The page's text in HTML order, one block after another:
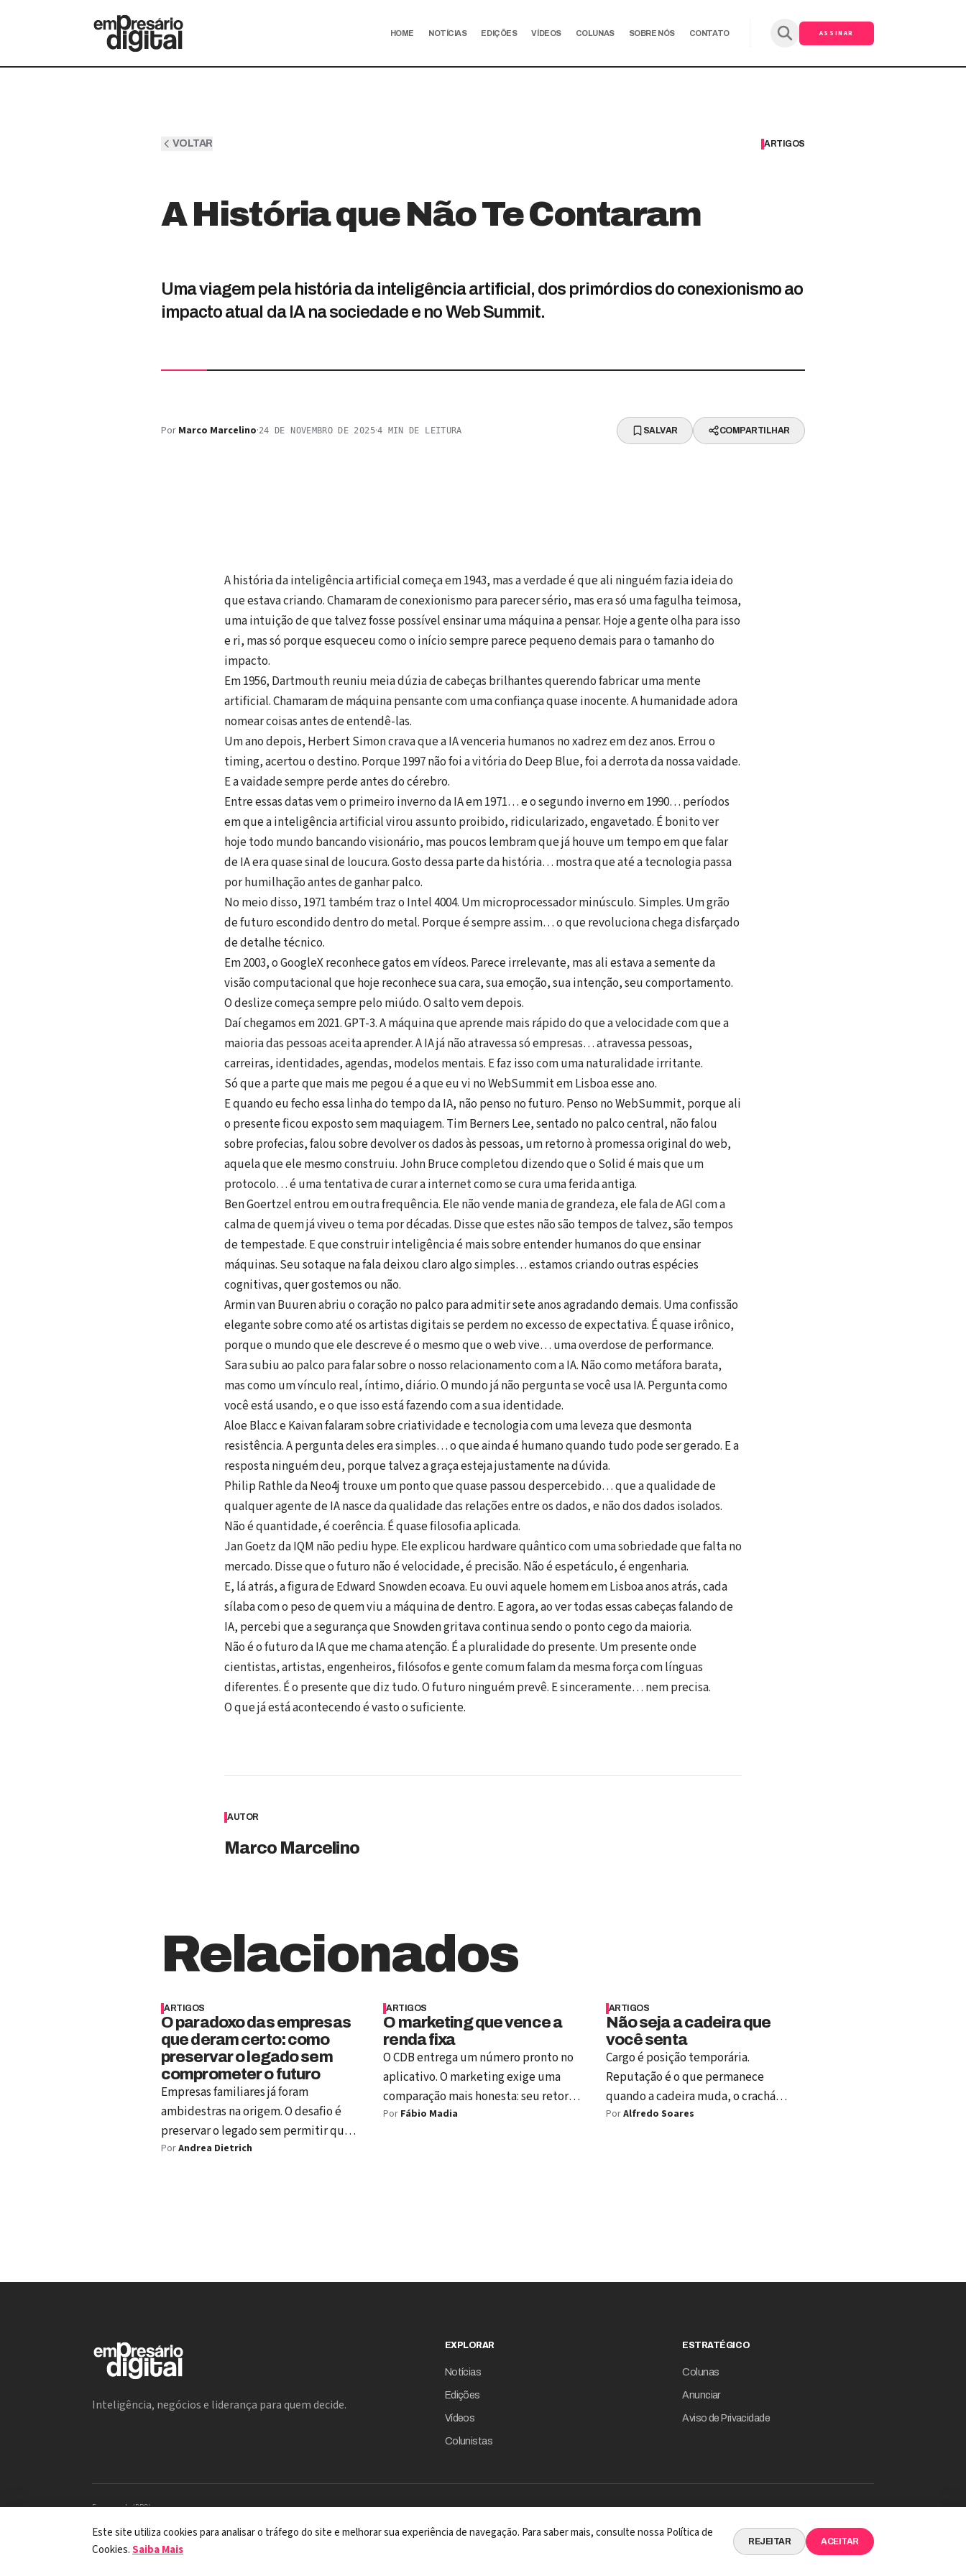
HOME NOTÍCIAS EDIÇÕES VÍDEOS COLUNAS SOBRE NÓS CONTATO ASSINAR
VOLTAR ARTIGOS
A História que Não Te Contaram
Uma viagem pela história da inteligência artificial, dos primórdios do conexionismo ao
impacto atual da IA na sociedade e no Web Summit.
Por Marco Marcelino·24 DE NOVEMBRO DE 2025·4 MIN DE LEITURA SALVAR COMPARTILHAR
A história da inteligência artificial começa em 1943, mas a verdade é que ali ninguém fazia ideia do
que estava criando. Chamaram de conexionismo para parecer sério, mas era só uma fagulha teimosa,
uma intuição de que talvez fosse possível ensinar uma máquina a pensar. Hoje a gente olha para isso
e ri, mas só porque esqueceu como o início sempre parece pequeno demais para o tamanho do
impacto.
Em 1956, Dartmouth reuniu meia dúzia de cabeças brilhantes querendo fabricar uma mente
artificial. Chamaram de máquina pensante com uma confiança quase inocente. A humanidade adora
nomear coisas antes de entendê-las.
Um ano depois, Herbert Simon crava que a IA venceria humanos no xadrez em dez anos. Errou o
timing, acertou o destino. Porque 1997 não foi a vitória do Deep Blue, foi a derrota da nossa vaidade.
E a vaidade sempre perde antes do cérebro.
Entre essas datas vem o primeiro inverno da IA em 1971… e o segundo inverno em 1990… períodos
em que a inteligência artificial virou assunto proibido, ridicularizado, engavetado. É bonito ver
hoje todo mundo bancando visionário, mas poucos lembram que já houve um tempo em que falar
de IA era quase sinal de loucura. Gosto dessa parte da história… mostra que até a tecnologia passa
por humilhação antes de ganhar palco.
No meio disso, 1971 também traz o Intel 4004. Um microprocessador minúsculo. Simples. Um grão
de futuro escondido dentro do metal. Porque é sempre assim… o que revoluciona chega disfarçado
de detalhe técnico.
Em 2003, o GoogleX reconhece gatos em vídeos. Parece irrelevante, mas ali estava a semente da
visão computacional que hoje reconhece sua cara, sua emoção, sua intenção, seu comportamento.
O deslize começa sempre pelo miúdo. O salto vem depois.
Daí chegamos em 2021. GPT-3. A máquina que aprende mais rápido do que a velocidade com que a
maioria das pessoas aceita aprender. A IA já não atravessa só empresas… atravessa pessoas,
carreiras, identidades, agendas, modelos mentais. E faz isso com uma naturalidade irritante.
Só que a parte que mais me pegou é a que eu vi no WebSummit em Lisboa esse ano.
E quando eu fecho essa linha do tempo da IA, não penso no futuro. Penso no WebSummit, porque ali
o presente ficou exposto sem maquiagem. Tim Berners Lee, sentado no palco central, não falou
sobre profecias, falou sobre devolver os dados às pessoas, um retorno à promessa original do web,
aquela que ele mesmo construiu. John Bruce completou dizendo que o Solid é mais que um
protocolo… é uma tentativa de curar a internet como se cura uma ferida antiga.
Ben Goertzel entrou em outra frequência. Ele não vende mania de grandeza, ele fala de AGI com a
calma de quem já viveu o tema por décadas. Disse que estes não são tempos de talvez, são tempos
de tempestade. E que construir inteligência é mais sobre entender humanos do que ensinar
máquinas. Seu sotaque na fala deixou claro algo simples… estamos criando outras espécies
cognitivas, quer gostemos ou não.
Armin van Buuren abriu o coração no palco para admitir sete anos agradando demais. Uma confissão
elegante sobre como até os artistas digitais se perdem no excesso de expectativa. É quase irônico,
porque o mundo que ele descreve é o mesmo que o web vive… uma overdose de performance.
Sara subiu ao palco para falar sobre o nosso relacionamento com a IA. Não como metáfora barata,
mas como um vínculo real, íntimo, diário. O mundo já não pergunta se você usa IA. Pergunta como
você está usando, e o que isso está fazendo com a sua identidade.
Aloe Blacc e Kaivan falaram sobre criatividade e tecnologia com uma leveza que desmonta
resistência. A pergunta deles era simples… o que ainda é humano quando tudo pode ser gerado. E a
resposta ninguém deu, porque talvez a graça esteja justamente na dúvida.
Philip Rathle da Neo4j trouxe um ponto que quase passou despercebido… que a qualidade de
qualquer agente de IA nasce da qualidade das relações entre os dados, e não dos dados isolados.
Não é quantidade, é coerência. É quase filosofia aplicada.
Jan Goetz da IQM não pediu hype. Ele explicou hardware quântico com uma sobriedade que falta no
mercado. Disse que o futuro não é velocidade, é precisão. Não é espetáculo, é engenharia.
E, lá atrás, a figura de Edward Snowden ecoava. Eu ouvi aquele homem em Lisboa anos atrás, cada
sílaba com o peso de quem viu a máquina de dentro. E agora, ao ver todas essas cabeças falando de
IA, percebi que a segurança que Snowden gritava continua sendo o ponto cego da maioria.
Não é o futuro da IA que me chama atenção. É a pluralidade do presente. Um presente onde
cientistas, artistas, engenheiros, filósofos e gente comum falam da mesma força com línguas
diferentes. É o presente que diz tudo. O futuro ninguém prevê. E sinceramente… nem precisa.
O que já está acontecendo é vasto o suficiente.
AUTOR
Marco Marcelino
Relacionados
ARTIGOS
O paradoxo das empresas
que deram certo: como
preservar o legado sem
comprometer o futuro
Empresas familiares já foram
ambidestras na origem. O desafio é
preservar o legado sem permitir que
escala, processos e sucesso
PorAndrea Dietrich
ARTIGOS
O marketing que vence a
renda fixa
O CDB entrega um número pronto no
aplicativo. O marketing exige uma
comparação mais honesta: seu retorno
precisa ser medido como
Por Fábio Madia
ARTIGOS
Não seja a cadeira que
você senta
Cargo é posição temporária.
Reputação é o que permanece
quando a cadeira muda, o crachá
desaparece e o título deixa de abrir
PorAlfredo Soares
Inteligência, negócios e liderança para quem decide.
EXPLORAR
Notícias
Edições
Vídeos
Colunistas
ESTRATÉGICO
Colunas
Anunciar
Aviso de Privacidade
Encarregada (DPO)
Solicitação de Titular – Serinews
A REVISTA COM INTELIGÊNCIA DE DADOS EM SUA ESSÊNCIA
Este site utiliza cookies para analisar o tráfego do site e melhorar sua experiência de navegação. Para saber mais, consulte nossa Política de
Cookies.Saiba Mais
REJEITAR ACEITAR